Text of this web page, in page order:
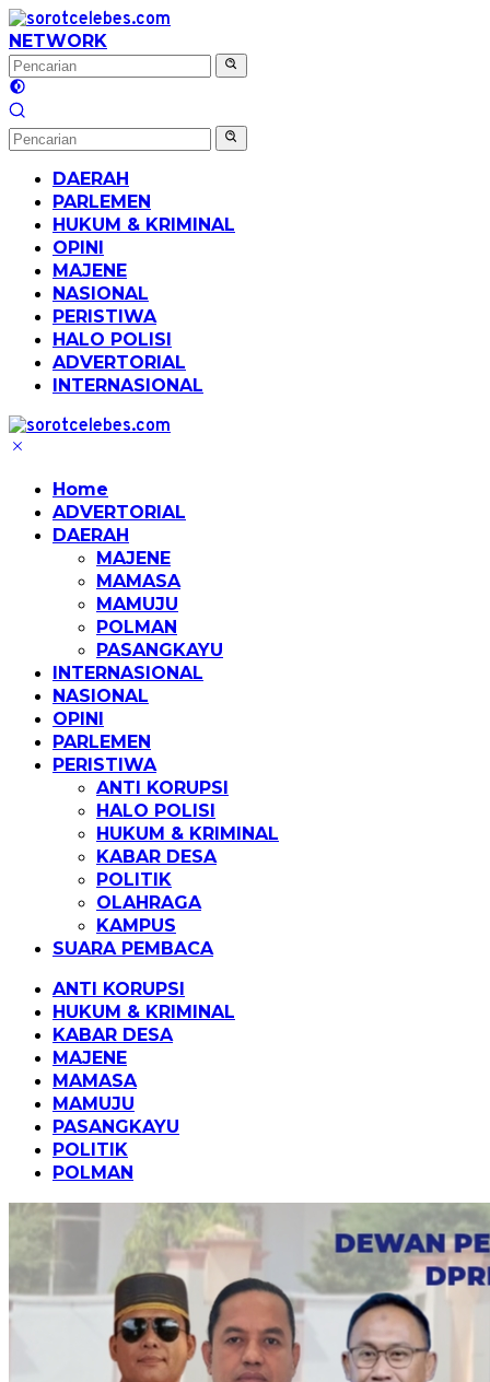
Langsung
ke
konten
NETWORK
DAERAH
PARLEMEN
HUKUM & KRIMINAL
OPINI
MAJENE
NASIONAL
PERISTIWA
HALO POLISI
ADVERTORIAL
INTERNASIONAL
Home
ADVERTORIAL
DAERAH
MAJENE
MAMASA
MAMUJU
POLMAN
PASANGKAYU
INTERNASIONAL
NASIONAL
OPINI
PARLEMEN
PERISTIWA
ANTI KORUPSI
HALO POLISI
HUKUM & KRIMINAL
KABAR DESA
POLITIK
OLAHRAGA
KAMPUS
SUARA PEMBACA
ANTI KORUPSI
HUKUM & KRIMINAL
KABAR DESA
MAJENE
MAMASA
MAMUJU
PASANGKAYU
POLITIK
POLMAN